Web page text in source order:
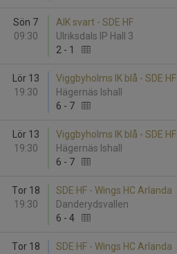
Sön 7
09:30
AIK svart - SDE HF
Ulriksdals IP Hall 3
2 - 1
Lör 13
19:30
Viggbyholms IK blå - SDE HF
Hägernäs Ishall
6 - 7
Lör 13
19:30
Viggbyholms IK blå - SDE HF
Hägernäs Ishall
6 - 7
Tor 18
19:30
SDE HF - Wings HC Arlanda
Danderydsvallen
6 - 4
Tor 18
SDE HF - Wings HC Arlanda